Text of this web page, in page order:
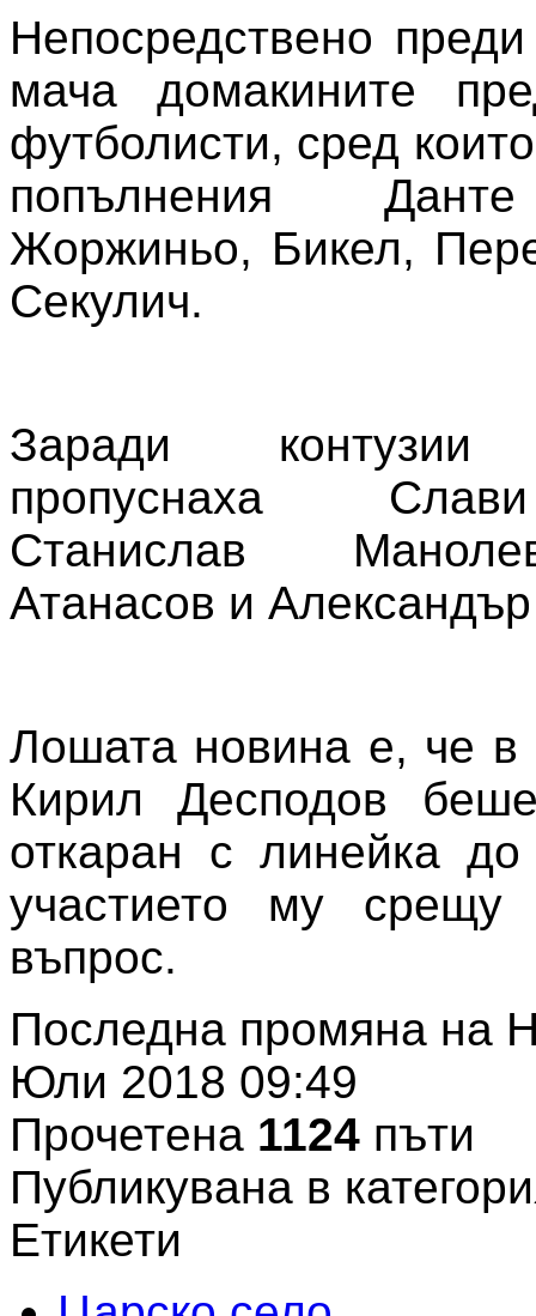
Непосредствено
мача домакините
футболисти, сред
попълнения
Жоржиньо, Бикел,
Секулич.
Заради контузии
пропуснаха
Станислав
Атанасов и
Лошата новина е, че в
Кирил Десподов
откаран с линейка
участието му
въпрос.
Последна промяна на
Юли 2018 09:49
Прочетена 1124 пъти
Публикувана в
Етикети